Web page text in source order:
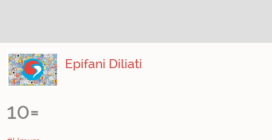
Epifani Diliati
10=